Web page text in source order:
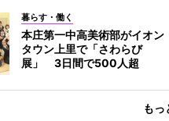
暮らす・働く
本庄第一中高美術部がイオン
タウン上里で「さわらび
展」 3日間で500人超
もっ